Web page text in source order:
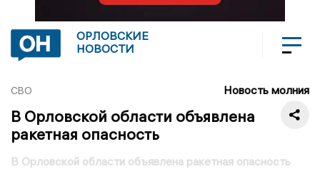
ОРЛОВСКИЕ
НОВОСТИ
СВО Новость молния
В Орловской области объявлена
ракетная опасность
В Орловской области объявлена ракетная опасность